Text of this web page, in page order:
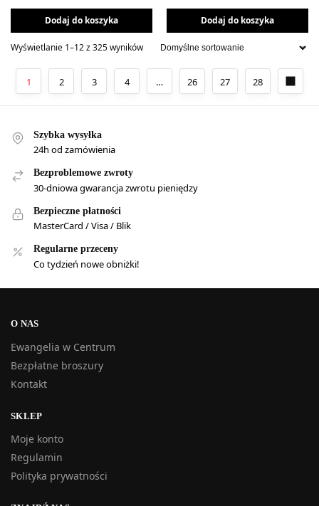
Dodaj do koszyka Dodaj do koszyka
Wyświetlanie 1–12 z 325 wyników
1 2 3 4 … 26 27 28
Szybka wysyłka
24h od zamówienia
Bezproblemowe zwroty
30-dniowa gwarancja zwrotu pieniędzy
Bezpieczne płatności
MasterCard / Visa / Blik
Regularne przeceny
Co tydzień nowe obniżki!
O NAS
Ewangelia w Centrum
Bezpłatne broszury
Kontakt
SKLEP
Moje konto
Regulamin
Polityka prywatności